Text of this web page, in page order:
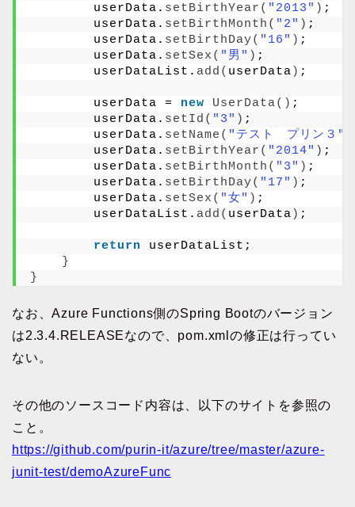
        userData.
setBirthYear ( "2013" ) ;
        userData.
setBirthMonth ( "2" ) ;
        userData.
setBirthDay( "16" ) ;
        userData.
setSex ( "男" ) ;
        userDataList.
add ( userData ) ;
        userData =
new UserData() ;
        userData.
setId ( "3" ) ;
        userData.
setName ( "テスト　プリン３"
        userData.
setBirthYear ( "2014" ) ;
        userData.
setBirthMonth ( "3" ) ;
        userData.
setBirthDay( "17" ) ;
        userData.
setSex ( "女" ) ;
        userDataList.
add ( userData ) ;
return userDataList;
}
}
なお、Azure Functions側のSpring Bootのバージョン
は2.3.4.RELEASEなので、pom.xmlの修正は行ってい
ない。
その他のソースコード内容は、以下のサイトを参照の
こと。
https://github.com/purin-it/azure/tree/master/azure-
junit-test/demoAzureFunc